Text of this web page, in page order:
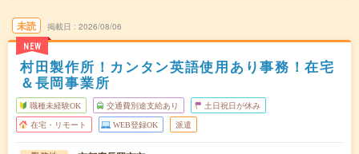
未読
NEW
掲載日 2026/08/06
村田製作所！カンタン英語使用あり事務！在宅
＆長岡事業所
職種未経験OK 交通費別途支給あり 土日祝日が休み
在宅・リモート WEB登録OK 派遣